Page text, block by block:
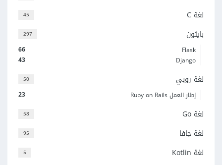
45 لغة C
297 بايثون
66
Flask
43
Django
50 لغة روبي
23 إطار العمل Ruby on Rails
58 لغة Go
95 لغة جافا
5 لغة Kotlin